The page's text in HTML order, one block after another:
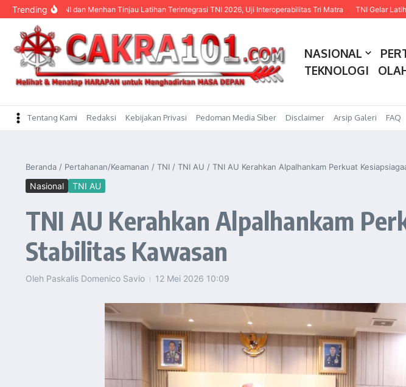
content
Trending
TNI dan Menhan Tinjau Latihan Terintegrasi TNI 2026, Uji Interoperabilitas Tri Matra TNI Gelar Latihan
NASIONAL
TEKNOLOGI
Tentang Kami Redaksi Kebijakan Privasi Pedoman Media Siber Disclaimer Arsip Galeri FAQ
Beranda / Pertahanan/Keamanan / TNI / TNI AU / TNI AU Kerahkan Alpalhankam Perkuat
Nasional TNI AU
TNI AU Kerahkan Alpalhankam
Stabilitas Kawasan
Oleh Paskalis Domenico Savio 12 Mei 2026 10:09